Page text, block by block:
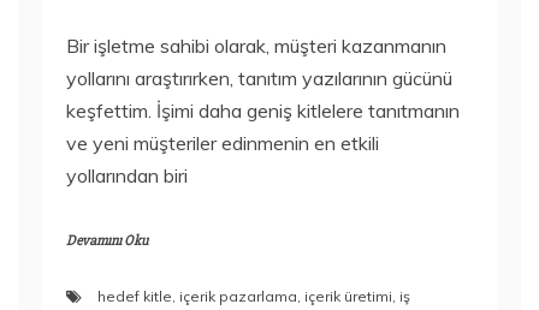
Bir işletme sahibi olarak, müşteri kazanmanın
yollarını araştırırken, tanıtım yazılarının gücünü
keşfettim. İşimi daha geniş kitlelere tanıtmanın
ve yeni müşteriler edinmenin en etkili
yollarından biri
Devamını Oku
hedef kitle, içerik pazarlama, içerik üretimi, iş